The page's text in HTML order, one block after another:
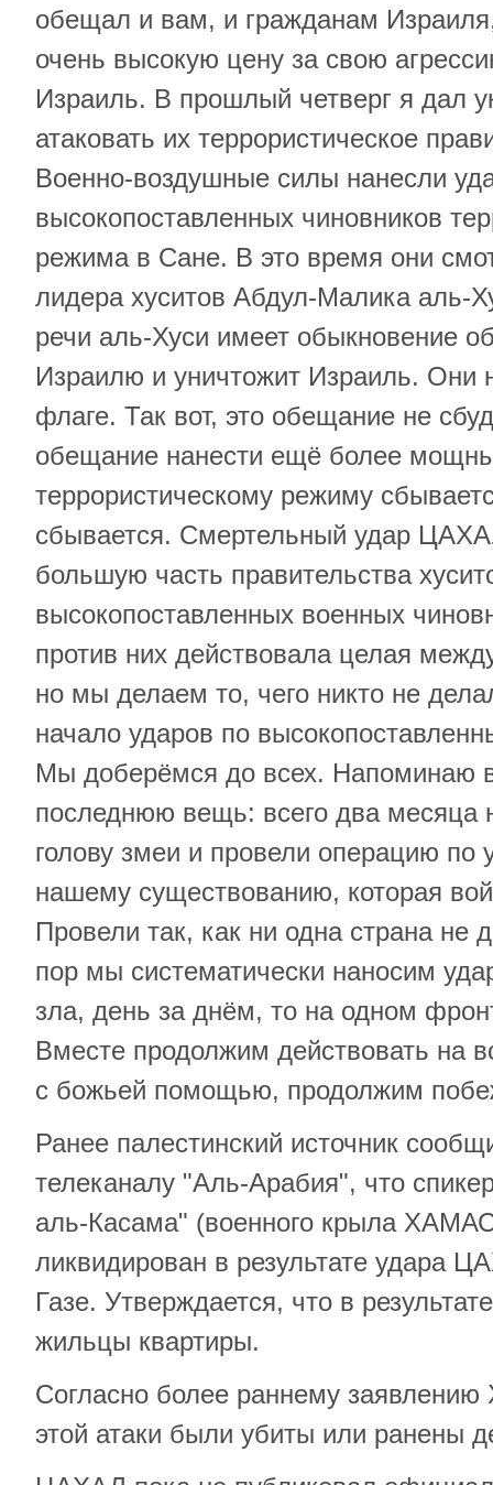
обещал и вам, и гражданам
очень высокую цену за свою
Израиль. В прошлый четверг я дал
атаковать их террористическое
Военно-воздушные силы нанесли
высокопоставленных чиновников
режима в Сане. В это время они
лидера хуситов Абдул-Малика аль-
речи аль-Хуси имеет обыкновение
Израилю и уничтожит Израиль. Они
флаге. Так вот, это обещание не
обещание нанести ещё более
террористическому режиму
сбывается. Смертельный удар
большую часть правительства
высокопоставленных военных
против них действовала целая
но мы делаем то, чего никто не
начало ударов по
Мы доберёмся до всех. Напоминаю
последнюю вещь: всего два месяца
голову змеи и провели операцию по
нашему существованию, которая
Провели так, как ни одна страна не
пор мы систематически наносим
зла, день за днём, то на одном
Вместе продолжим действовать на
с божьей помощью, продолжим
Ранее палестинский источник
телеканалу "Аль-Арабия", что
аль-Касама" (военного крыла
ликвидирован в результате удара
Газе. Утверждается, что в
жильцы квартиры.
Согласно более раннему
этой атаки были убиты или ранены